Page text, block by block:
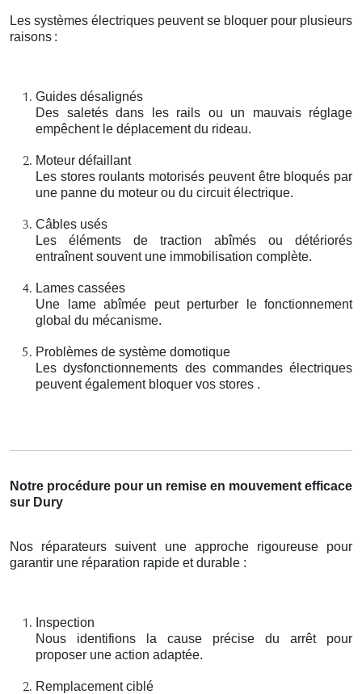
Les systèmes électriques peuvent se bloquer pour plusieurs
raisons :
Guides désalignés
Des saletés dans les rails ou un mauvais réglage
empêchent le déplacement du rideau.
Moteur défaillant
Les stores roulants motorisés peuvent être bloqués par
une panne du moteur ou du circuit électrique.
Câbles usés
Les éléments de traction abîmés ou détériorés
entraînent souvent une immobilisation complète.
Lames cassées
Une lame abîmée peut perturber le fonctionnement
global du mécanisme.
Problèmes de système domotique
Les dysfonctionnements des commandes électriques
peuvent également bloquer vos stores .
Notre procédure pour un remise en mouvement efficace
sur Dury
Nos réparateurs suivent une approche rigoureuse pour
garantir une réparation rapide et durable :
Inspection
Nous identifions la cause précise du arrêt pour
proposer une action adaptée.
Remplacement ciblé